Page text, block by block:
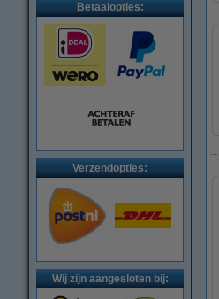
Betaalopties:
Verzendopties:
Wij zijn aangesloten bij: